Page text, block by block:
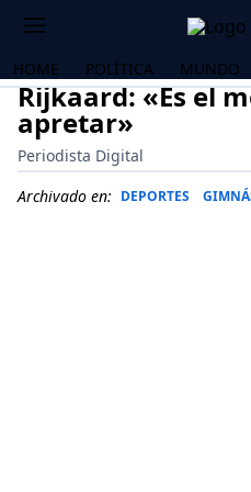
HOME POLÍTICA MUNDO
Rijkaard: «Es el
apretar»
Periodista Digital
Archivado en: DEPORTES